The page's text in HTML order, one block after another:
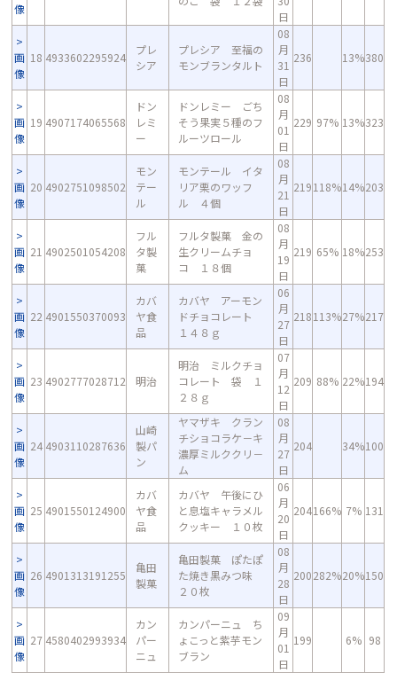
像
日
画
像
18 4933602295924
プレ
シア
プレシア 至福の
モンブランタルト
08
月
31
日
236 13%380
画
像
19 4907174065568
ドン
レミ
ー
ドンレミー ごち
そう果実５種のフ
ルーツロール
08
月
01
日
229 97% 13%323
画
像
20 4902751098502
モン
テー
ル
モンテール イタ
リア栗のワッフ
ル ４個
08
月
21
日
219118%14%203
画
像
21 4902501054208
フル
タ製
菓
フルタ製菓 金の
生クリームチョ
コ １８個
08
月
19
日
219 65% 18%253
画
像
22 4901550370093
カバ
ヤ食
品
カバヤ アーモン
ドチョコレート
１４８ｇ
06
月
27
日
218113%27%217
画
像
23 4902777028712 明治
明治 ミルクチョ
コレート 袋 １
２８ｇ
07
月
12
日
209 88% 22%194
画
像
24 4903110287636
山崎
製パ
ン
ヤマザキ クラン
チショコラケ－キ
濃厚ミルククリ－
ム
08
月
27
日
204 34%100
画
像
25 4901550124900
カバ
ヤ食
品
カバヤ 午後にひ
と息塩キャラメル
クッキー １０枚
06
月
20
日
204166% 7% 131
画
像
26 4901313191255
亀田
製菓
亀田製菓 ぽたぽ
た焼き黒みつ味
２０枚
08
月
28
日
200282%20%150
画
像
27 4580402993934
カン
パー
ニュ
カンパーニュ ち
ょこっと紫芋モン
ブラン
09
月
01
日
199 6% 98